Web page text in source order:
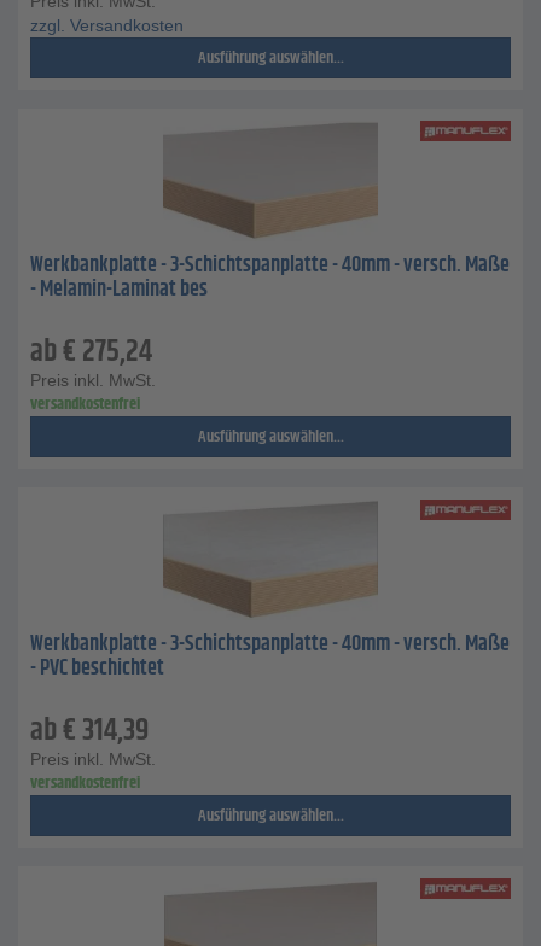
zzgl. Versandkosten
Ausführung auswählen...
Werkbankplatte - 3-Schichtspanplatte - 40mm - versch. Maße
- Melamin-Laminat bes
ab€275,24
Preis inkl. MwSt.
versandkostenfrei
Ausführung auswählen...
Werkbankplatte - 3-Schichtspanplatte - 40mm - versch. Maße
- PVC beschichtet
ab€314,39
Preis inkl. MwSt.
versandkostenfrei
Ausführung auswählen...